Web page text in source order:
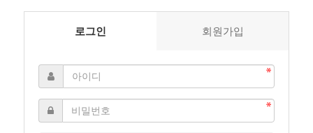
로그인 회원가입